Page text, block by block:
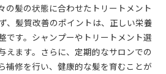
の髪の状態に合わせたトリートメント
、髪質改善のポイントは、正しい栄養
です。シャンプーやトリートメント選
えます。さらに、定期的なサロンでの
補修を行い、健康的な髪を育むことが